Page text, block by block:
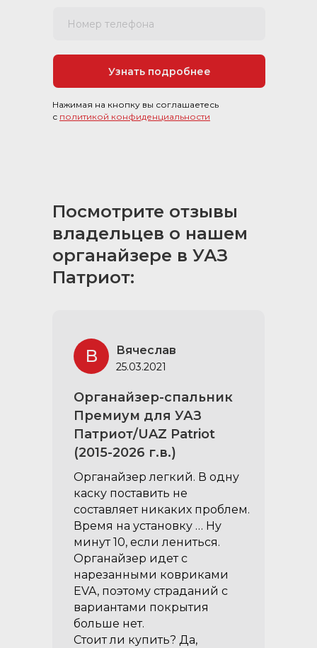
Номер телефона
Узнать подробнее
Нажимая на кнопку вы соглашаетесь
с политикой конфиденциальности
Посмотрите отзывы
владельцев о нашем
органайзере в УАЗ
Патриот:
В Вячеслав
25.03.2021
Органайзер-спальник
Премиум для УАЗ
Патриот/UAZ Patriot
(2015-2026 г.в.)
Органайзер легкий. В одну
каску поставить не
составляет никаких проблем.
Время на установку … Ну
минут 10, если лениться.
Органайзер идет с
нарезанными ковриками
EVA, поэтому страданий с
вариантами покрытия
больше нет.
Стоит ли купить? Да,